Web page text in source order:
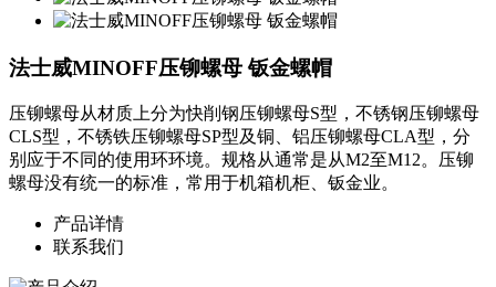
法士威MINOFF压铆螺母 钣金螺帽
压铆螺母从材质上分为快削钢压铆螺母S型，不锈钢压铆螺母
CLS型，不锈铁压铆螺母SP型及铜、铝压铆螺母CLA型，分
别应于不同的使用环环境。规格从通常是从M2至M12。压铆
螺母没有统一的标准，常用于机箱机柜、钣金业。
产品详情
联系我们